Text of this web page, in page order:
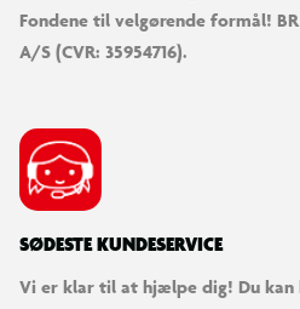
Fondene til velgørende formål! BR
A/S (CVR: 35954716).
SØDESTE KUNDESERVICE
Vi er klar til at hjælpe dig! Du kan